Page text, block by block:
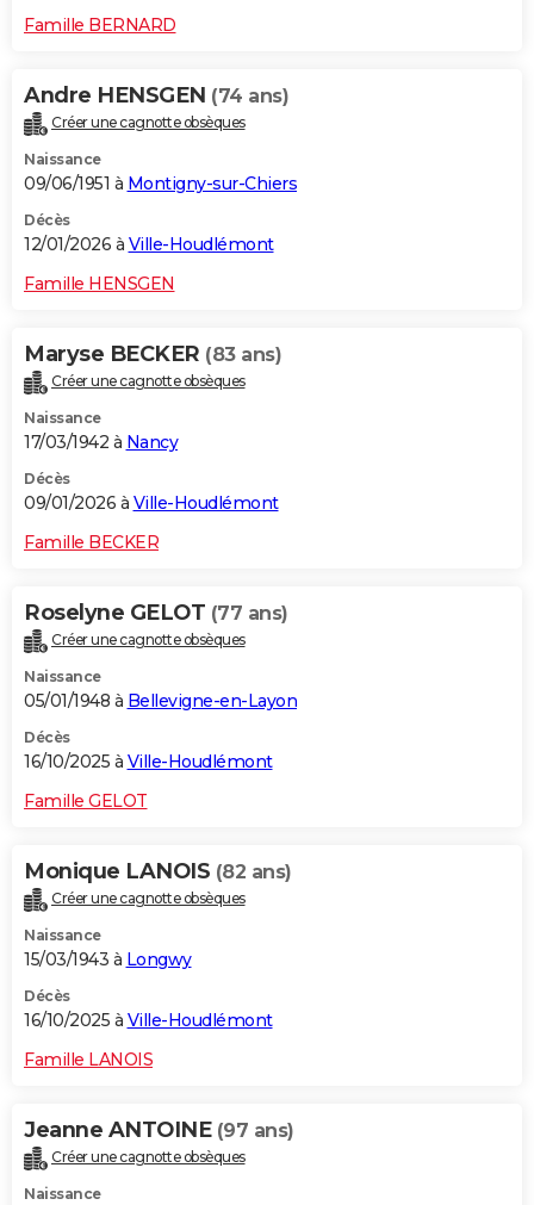
Famille BERNARD
Andre HENSGEN (74 ans)
Créer une cagnotte obsèques
Naissance
09/06/1951 à Montigny-sur-Chiers
Décès
12/01/2026 à Ville-Houdlémont
Famille HENSGEN
Maryse BECKER (83 ans)
Créer une cagnotte obsèques
Naissance
17/03/1942 à Nancy
Décès
09/01/2026 à Ville-Houdlémont
Famille BECKER
Roselyne GELOT (77 ans)
Créer une cagnotte obsèques
Naissance
05/01/1948 à Bellevigne-en-Layon
Décès
16/10/2025 à Ville-Houdlémont
Famille GELOT
Monique LANOIS (82 ans)
Créer une cagnotte obsèques
Naissance
15/03/1943 à Longwy
Décès
16/10/2025 à Ville-Houdlémont
Famille LANOIS
Jeanne ANTOINE (97 ans)
Créer une cagnotte obsèques
Naissance